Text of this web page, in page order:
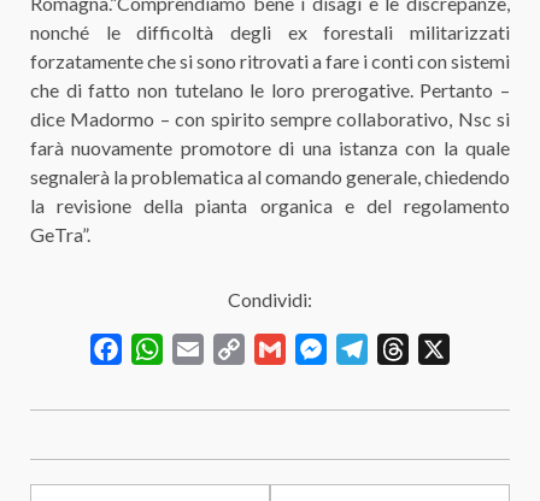
nonché le difficoltà degli ex forestali militarizzati
forzatamente che si sono ritrovati a fare i conti con sistemi
che di fatto non tutelano le loro prerogative. Pertanto –
dice Madormo – con spirito sempre collaborativo, Nsc si
farà nuovamente promotore di una istanza con la quale
segnalerà la problematica al comando generale, chiedendo
la revisione della pianta organica e del regolamento
GeTra”.
Condividi:
FacebookWhatsApp
Email
Copy
Gmail MessengerTelegramThreads